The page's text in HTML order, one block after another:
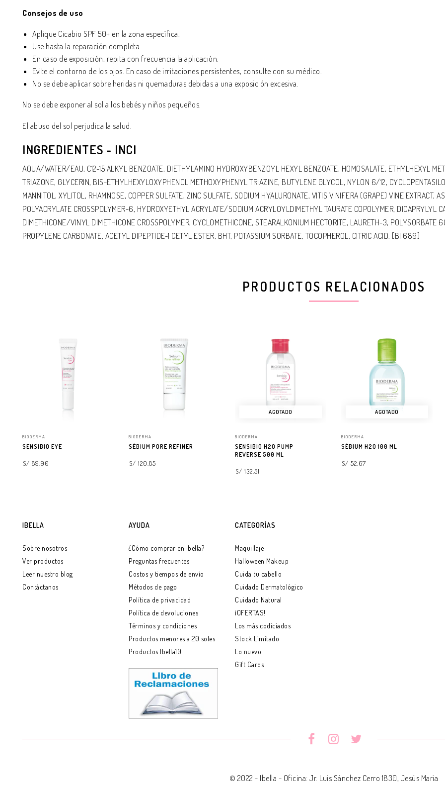
Consejos de uso
Aplique Cicabio SPF 50+ en la zona específica.
Use hasta la reparación completa.
En caso de exposición, repita con frecuencia la aplicación.
Evite el contorno de los ojos. En caso de irritaciones persistentes, consulte con su médico.
No se debe aplicar sobre heridas ni quemaduras debidas a una exposición excesiva.
No se debe exponer al sol a los bebés y niños pequeños.
El abuso del sol perjudica la salud.
INGREDIENTES - INCI
AQUA/WATER/EAU, C12-15 ALKYL BENZOATE, DIETHYLAMINO HYDROXYBENZOYL HEXYL BENZOATE, HOMOSALATE, ETHYLHEXYL
TRIAZONE, GLYCERIN, BIS-ETHYLHEXYLOXYPHENOL METHOXYPHENYL TRIAZINE, BUTYLENE GLYCOL, NYLON 6/12,
MANNITOL, XYLITOL, RHAMNOSE, COPPER SULFATE, ZINC SULFATE, SODIUM HYALURONATE, VITIS VINIFERA (GRAPE) VINE EXTRACT,
POLYACRYLATE CROSSPOLYMER-6, HYDROXYETHYL ACRYLATE/SODIUM ACRYLOYLDIMETHYL TAURATE COPOLYMER, DICAPRYLYL
DIMETHICONE/VINYL DIMETHICONE CROSSPOLYMER, CYCLOMETHICONE, STEARALKONIUM HECTORITE, LAURETH-3, POLYSORBATE
PROPYLENE CARBONATE, ACETYL DIPEPTIDE-1 CETYL ESTER, BHT, POTASSIUM SORBATE, TOCOPHEROL, CITRIC ACID. [BI 689]
PRODUCTOS RELACIONADOS
BIODERMA
SENSIBIO EYE
S/ 89.90
BIODERMA
SÉBIUM PORE REFINER
S/ 120.85
AGOTADO
BIODERMA
SENSIBIO H2O PUMP
REVERSE 500 ML
S/ 132.51
AGOTADO
BIODERMA
SÉBIUM H2O 100 ML
S/ 52.67
IBELLA
Sobre nosotros
Ver productos
Leer nuestro blog
Contáctanos
AYUDA
¿Cómo comprar en ibella?
Preguntas frecuentes
Costos y tiempos de envío
Métodos de pago
Política de privacidad
Política de devoluciones
Términos y condiciones
Productos menores a 20 soles
Productos Ibella10
CATEGORÍAS
Maquillaje
Halloween Makeup
Cuida tu cabello
Cuidado Dermatológico
Cuidado Natural
¡OFERTAS!
Los más codiciados
Stock Limitado
Lo nuevo
Gift Cards
© 2022 - Ibella - Oficina: Jr. Luis Sánchez Cerro 1830, Jesús María